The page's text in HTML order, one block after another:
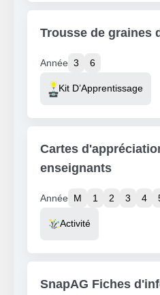
Trousse de graines
Année 3
6
Resource Type
Kit D’Apprentissage
Cartes
enseignants
Année M 1 2 3 4
Activité
SnapAG Fiches